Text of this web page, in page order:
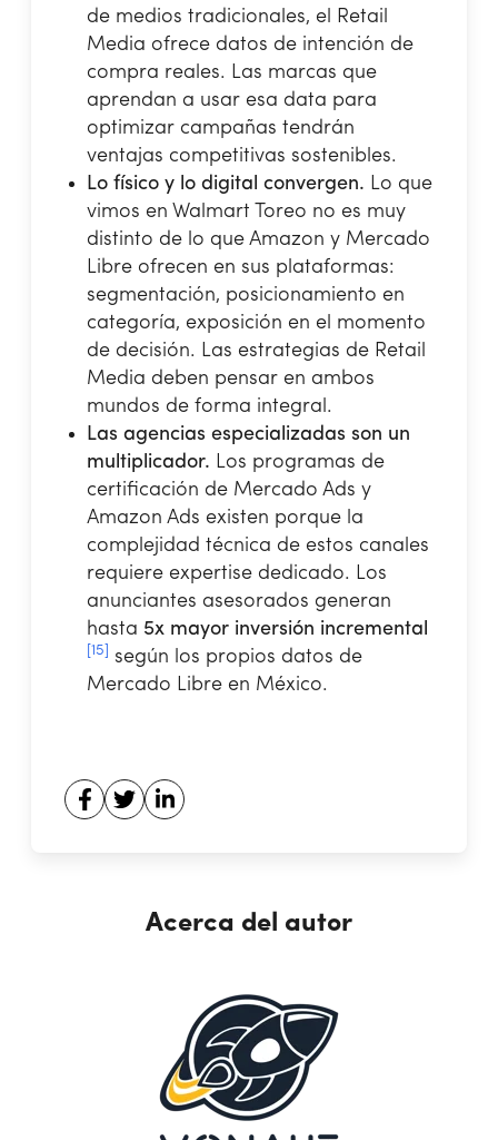
de medios tradicionales, el Retail
Media ofrece datos de intención de
compra reales. Las marcas que
aprendan a usar esa data para
optimizar campañas tendrán
ventajas competitivas sostenibles.
Lo físico y lo digital convergen. Lo que
vimos en Walmart Toreo no es muy
distinto de lo que Amazon y Mercado
Libre ofrecen en sus plataformas:
segmentación, posicionamiento en
categoría, exposición en el momento
de decisión. Las estrategias de Retail
Media deben pensar en ambos
mundos de forma integral.
Las agencias especializadas son un
multiplicador. Los programas de
certificación de Mercado Ads y
Amazon Ads existen porque la
complejidad técnica de estos canales
requiere expertise dedicado. Los
anunciantes asesorados generan
hasta 5x mayor inversión incremental
[15]
según los propios datos de
Mercado Libre en México.
Acerca del autor